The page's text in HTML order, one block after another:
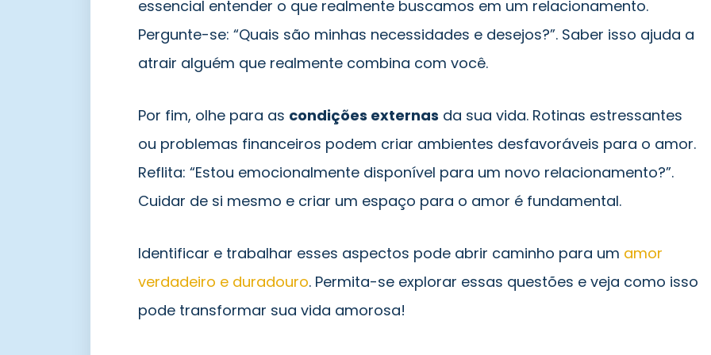
essencial entender o que realmente buscamos em um relacionamento.
Pergunte-se: “Quais são minhas necessidades e desejos?”. Saber isso ajuda a
atrair alguém que realmente combina com você.
Por fim, olhe para as condições externas da sua vida. Rotinas estressantes
ou problemas financeiros podem criar ambientes desfavoráveis para o amor.
Reflita: “Estou emocionalmente disponível para um novo relacionamento?”.
Cuidar de si mesmo e criar um espaço para o amor é fundamental.
Identificar e trabalhar esses aspectos pode abrir caminho para um amor
verdadeiro e duradouro. Permita-se explorar essas questões e veja como isso
pode transformar sua vida amorosa!